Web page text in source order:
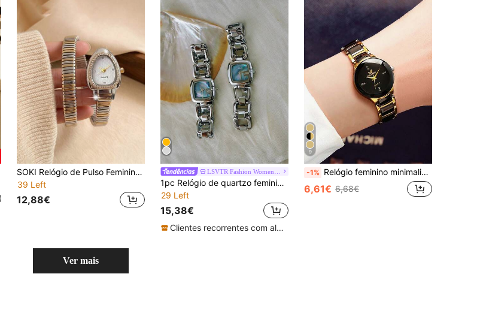
SOKI Relógio de Pulso Feminino com Pulseira de Serpente, Relógio de Quartzo Popular para Mulher, Adequado para Uso Diário, Presente de Aniversário, Excelente Opção de Presente
39 Left
12,88€
1pc Relógio de quartzo feminino elegante e moderno, pulseira de aço inoxidável prateado, decoração com strass, mostrador de madrepérola, design oco, adequado para uso casual, festa, presente
29 Left
15,38€
Clientes recorrentes com alta taxa de retorno
9
-1% Relógio feminino minimalista e moderno, multifuncional, redondo, em aço inoxidável, com mecanismo de quartzo. Ideal para festivais, festas e uso diário. Ótima opção de presente para mulheres.
6,61€ 6,68€
Ver mais